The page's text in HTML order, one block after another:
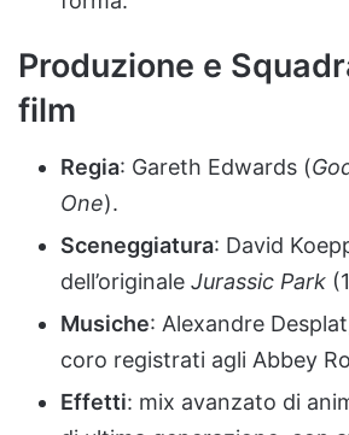
Produzione e
film
Regia: Gareth Edwards (
One).
Sceneggiatura: David
dell’originale Jurassic Park
Musiche: Alexandre
coro registrati agli Abbey
Effetti: mix avanzato di